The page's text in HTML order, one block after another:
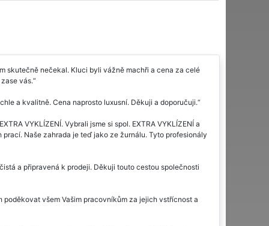
skutečně nečekal. Kluci byli vážně machři a cena za celé
vás.
a kvalitně. Cena naprosto luxusní. Děkuji a doporučuji.
VYKLÍZENÍ. Vybrali jsme si spol. EXTRA VYKLÍZENÍ a
Naše zahrada je teď jako ze žurnálu. Tyto profesionály
a připravená k prodeji. Děkuji touto cestou společnosti
všem Vašim pracovníkům za jejich vstřícnost a